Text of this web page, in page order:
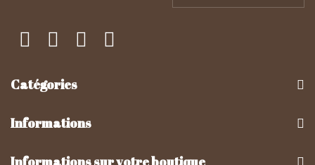
Catégories
Informations
Informations sur votre boutique